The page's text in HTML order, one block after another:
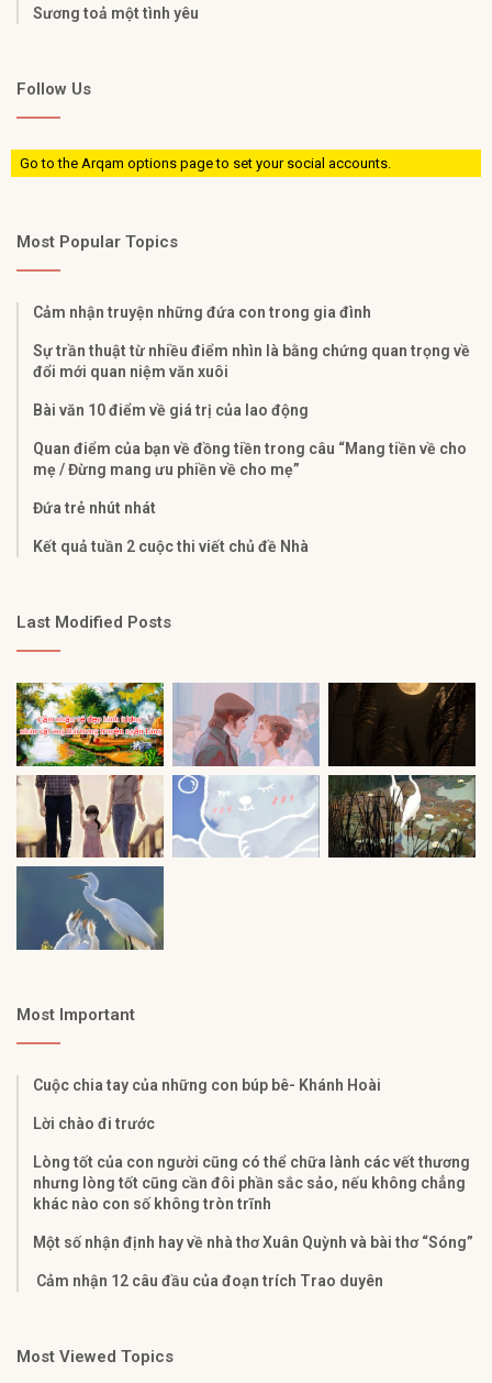
Sương toả một tình yêu
Follow Us
Go to the Arqam options page to set your social accounts.
Most Popular Topics
Cảm nhận truyện những đứa con trong gia đình
Sự trần thuật từ nhiều điểm nhìn là bằng chứng quan trọng về
đổi mới quan niệm văn xuôi
Bài văn 10 điểm về giá trị của lao động
Quan điểm của bạn về đồng tiền trong câu “Mang tiền về cho
mẹ / Đừng mang ưu phiền về cho mẹ”
Đứa trẻ nhút nhát
Kết quả tuần 2 cuộc thi viết chủ đề Nhà
Last Modified Posts
Most Important
Cuộc chia tay của những con búp bê- Khánh Hoài
Lời chào đi trước
Lòng tốt của con người cũng có thể chữa lành các vết thương
nhưng lòng tốt cũng cần đôi phần sắc sảo, nếu không chẳng
khác nào con số không tròn trĩnh
Một số nhận định hay về nhà thơ Xuân Quỳnh và bài thơ “Sóng”
Cảm nhận 12 câu đầu của đoạn trích Trao duyên
Most Viewed Topics